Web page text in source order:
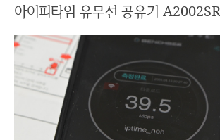
아이피타임 유무선 공유기